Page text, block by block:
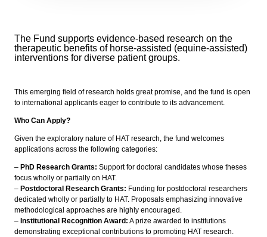
The Fund supports evidence-based research on the
therapeutic benefits of horse-assisted (equine-assisted)
interventions for diverse patient groups.
This emerging field of research holds great promise, and the fund is open
to international applicants eager to contribute to its advancement.
Who Can Apply?
Given the exploratory nature of HAT research, the fund welcomes
applications across the following categories:
– PhD Research Grants: Support for doctoral candidates whose theses
focus wholly or partially on HAT.
– Postdoctoral Research Grants: Funding for postdoctoral researchers
dedicated wholly or partially to HAT. Proposals emphasizing innovative
methodological approaches are highly encouraged.
– Institutional Recognition Award: A prize awarded to institutions
demonstrating exceptional contributions to promoting HAT research.